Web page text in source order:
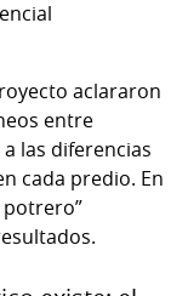
aclararon
entre
las diferencias
cada predio. En
potrero”